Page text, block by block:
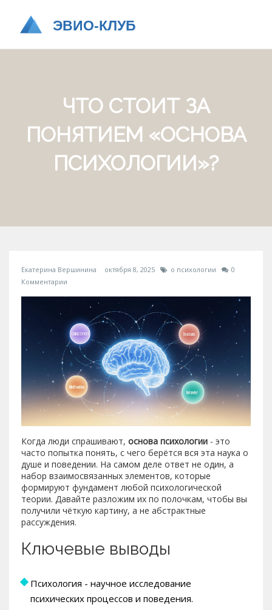
ЧТО СТОИТ ЗА
ПОНЯТИЕМ «ОСНОВА
ПСИХОЛОГИИ»?
Екатерина Вершинина октября 8, 2025 о психологии
0
Комментарии
Когда люди спрашивают, основа психологии - это
часто попытка понять, с чего берётся вся эта наука о
душе и поведении. На самом деле ответ не один, а
набор взаимосвязанных элементов, которые
формируют фундамент любой психологической
теории. Давайте разложим их по полочкам, чтобы вы
получили чёткую картину, а не абстрактные
рассуждения.
Ключевые выводы
Психология - научное исследование
психических процессов и поведения.